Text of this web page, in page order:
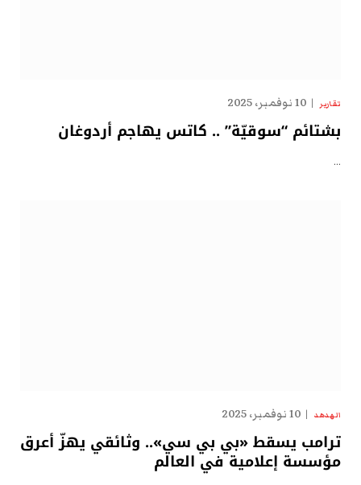
تقارير 10 نوفمبر، 2025
بشتائم “سوقيّة” .. كاتس يهاجم أردوغان
…
الهدهد 10 نوفمبر، 2025
ترامب يسقط «بي بي سي».. وثائقي يهزّ أعرق
مؤسسة إعلامية في العالم